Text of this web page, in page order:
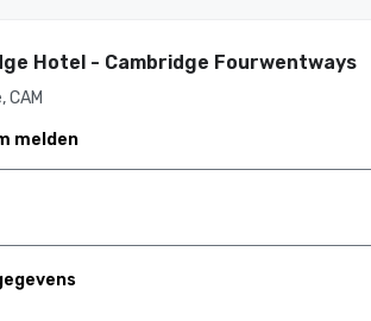
Hotel - Cambridge Fourwentways
CAM
melden